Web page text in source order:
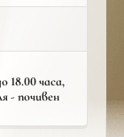
18.00 часа,
- почивен